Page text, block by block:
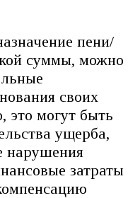
пени/
суммы, можно
своих
это могут быть
ущерба,
нарушения
затраты